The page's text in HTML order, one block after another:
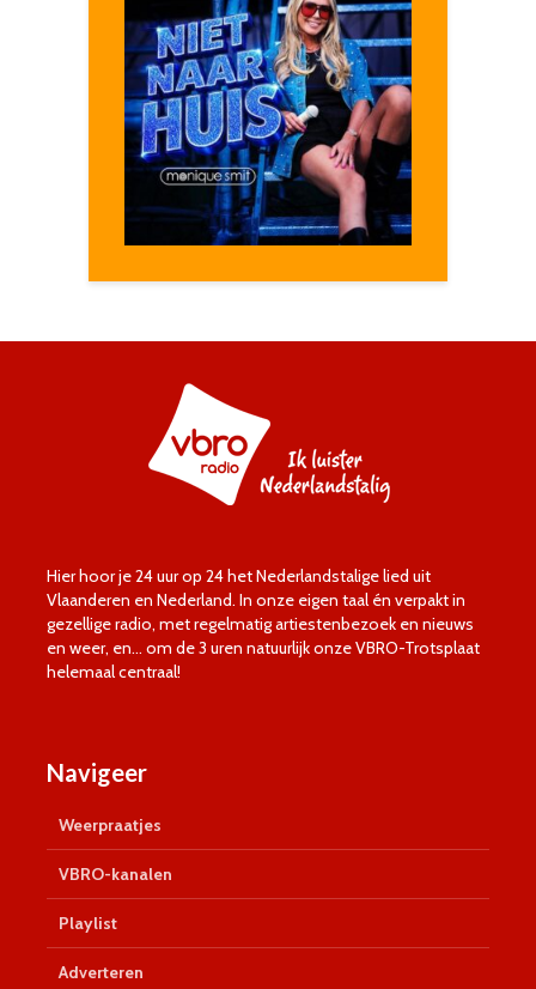
Hier hoor je 24 uur op 24 het Nederlandstalige lied uit
Vlaanderen en Nederland. In onze eigen taal én verpakt in
gezellige radio, met regelmatig artiestenbezoek en nieuws
en weer, en… om de 3 uren natuurlijk onze VBRO-Trotsplaat
helemaal centraal!
Navigeer
Weerpraatjes
VBRO-kanalen
Playlist
Adverteren